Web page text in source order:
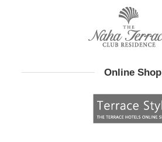
Online Shop